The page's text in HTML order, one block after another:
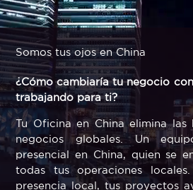
Somos tus ojos en China
¿Cómo cambiaría tu negocio
trabajando para ti?
Tu Oficina en China elimina las
negocios globales. Un
presencial en China, quien se
todas tus operaciones
presencia local, tus proyectos